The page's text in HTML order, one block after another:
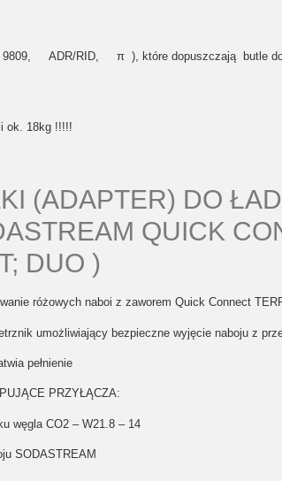
9809, ADR/RID, π ),
które dopuszczają butle
ok. 18kg !!!!!
(ADAPTER) DO
QUICK
DUO )
różowych naboi z zaworem Quick Connect
umożliwiający bezpieczne wyjęcie naboju z
pełnienie
PRZYŁĄCZA:
węgla CO2 – W21.8 – 14
SODASTREAM